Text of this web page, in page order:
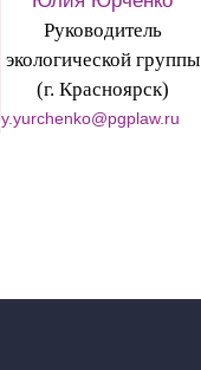
Руководитель
экологической группы
(г. Красноярск)
y.yurchenko@pgplaw.ru